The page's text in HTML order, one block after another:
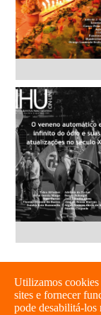
Utilizamos cookies
sites e fornecer
pode desabilitá-los